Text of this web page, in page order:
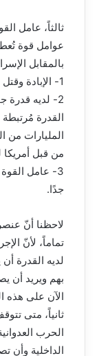
ثالثاً، عامل
عوامل قوة
بالمقابل
1- الإبادة وقتل المدنيين والظلم والاحتلال والتصرف بوحشية، وهذا ما نراه في غزة وفي لبنان
2- لديه قدرة
القدرة
المليارات
من قبل
3- عامل
جدًا.
لاحظنا أنّ
تماماً، لأنّ
بهم ويريد أن
الآن على هذه
ثانياً، متى
الحرب
الداخلية وأن